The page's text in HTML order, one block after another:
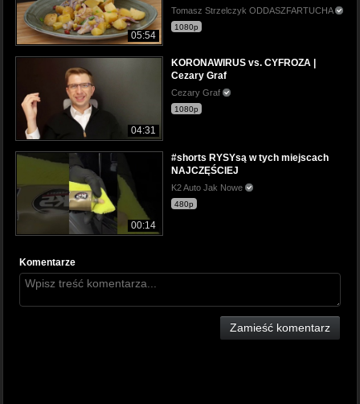
05:54
Tomasz Strzelczyk ODDASZFARTUCHA
1080p
04:31
KORONAWIRUS vs. CYFROZA |
Cezary Graf
Cezary Graf
1080p
00:14
#shorts RYSYsą w tych miejscach
NAJCZĘŚCIEJ
K2 Auto Jak Nowe
480p
Komentarze
Zamieść komentarz